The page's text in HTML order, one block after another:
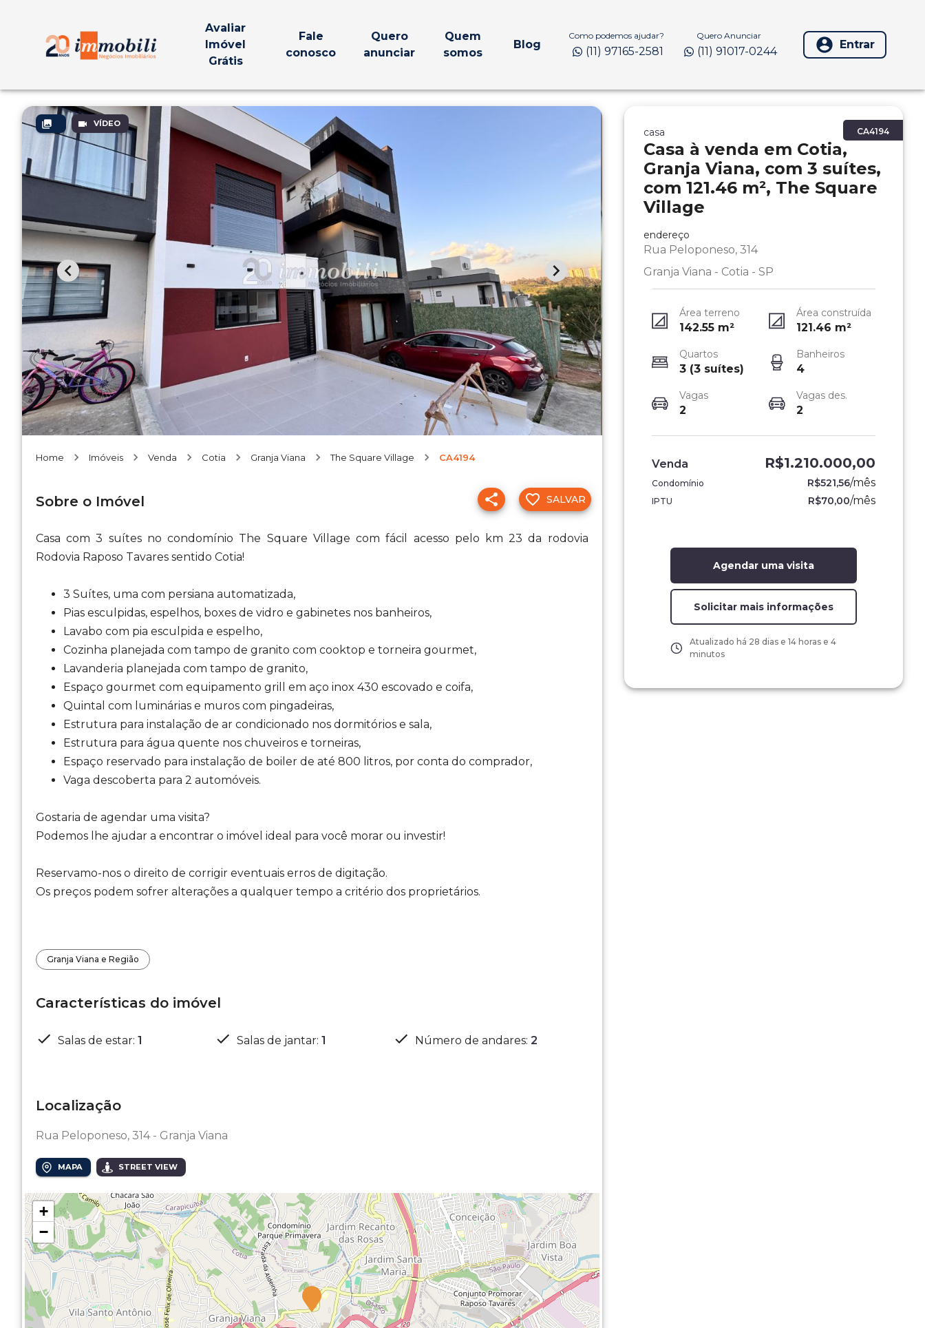
Avaliar
Imóvel
Grátis
Fale
conosco
Quero
anunciar
Quem
somos
Blog
Como podemos ajudar?
(11) 97165-2581
Quero Anunciar
(11) 91017-0244 Entrar
VÍDEO
Home Imóveis Venda Cotia Granja Viana The Square Village CA4194
Sobre o Imóvel
Casa com 3 suítes no condomínio The Square Village com fácil acesso pelo km 23 da rodovia
Rodovia Raposo Tavares sentido Cotia!
3 Suítes, uma com persiana automatizada,
Pias esculpidas, espelhos, boxes de vidro e gabinetes nos banheiros,
Lavabo com pia esculpida e espelho,
Cozinha planejada com tampo de granito com cooktop e torneira gourmet,
Lavanderia planejada com tampo de granito,
Espaço gourmet com equipamento grill em aço inox 430 escovado e coifa,
Quintal com luminárias e muros com pingadeiras,
Estrutura para instalação de ar condicionado nos dormitórios e sala,
Estrutura para água quente nos chuveiros e torneiras,
Espaço reservado para instalação de boiler de até 800 litros, por conta do comprador,
Vaga descoberta para 2 automóveis.
Gostaria de agendar uma visita?
Podemos lhe ajudar a encontrar o imóvel ideal para você morar ou investir!
Reservamo-nos o direito de corrigir eventuais erros de digitação.
Os preços podem sofrer alterações a qualquer tempo a critério dos proprietários.
Granja Viana e Região
SALVAR
Características do imóvel
Salas de estar: 1 Salas de jantar: 1 Número de andares:2
Localização
Rua Peloponeso, 314 - Granja Viana
MAPA STREET VIEW
+
−
CA4194
casa
Casa à venda em Cotia,
Granja Viana, com 3 suítes,
com 121.46 m², The Square
Village
endereço
Rua Peloponeso, 314
Granja Viana - Cotia - SP
Área terreno
142.55m²
Área construída
121.46 m²
Quartos
3 (3 suítes)
Banheiros
4
Vagas
2
Vagas des.
2
Venda R$1.210.000,00
Condomínio R$521,56/mês
IPTU R$70,00/mês
Agendar uma visita
Solicitar mais informações
Atualizado há 28 dias e 14 horas e 4
minutos